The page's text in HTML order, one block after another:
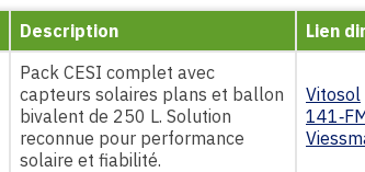
Description Lien
Pack CESI complet avec
capteurs solaires plans et ballon
bivalent de 250 L. Solution
reconnue pour performance
solaire et fiabilité.
Vitosol